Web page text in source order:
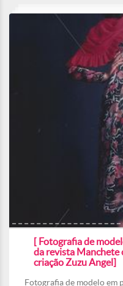
[ Fotografia de
da revista
criação Zuzu Angel]
Fotografia de modelo em